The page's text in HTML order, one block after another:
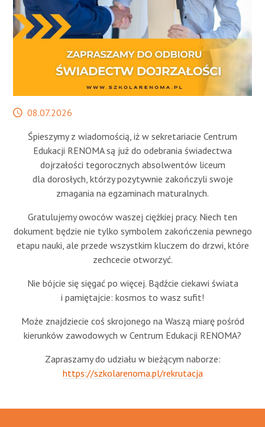
STREFA SŁUCHACZA
Data
08.07.2026
Śpieszymy z wiadomością, iż w sekretariacie Centrum
Edukacji RENOMA są już do odebrania świadectwa
dojrzałości tegorocznych absolwentów liceum
dla dorosłych, którzy pozytywnie zakończyli swoje
zmagania na egzaminach maturalnych.
Gratulujemy owoców waszej ciężkiej pracy. Niech ten
dokument będzie nie tylko symbolem zakończenia pewnego
etapu nauki, ale przede wszystkim kluczem do drzwi, które
zechcecie otworzyć.
Nie bójcie się sięgać po więcej. Bądźcie ciekawi świata
i pamiętajcie: kosmos to wasz sufit!
Może znajdziecie coś skrojonego na Waszą miarę pośród
kierunków zawodowych w Centrum Edukacji RENOMA?
Zapraszamy do udziału w bieżącym naborze:
https://szkolarenoma.pl/rekrutacja